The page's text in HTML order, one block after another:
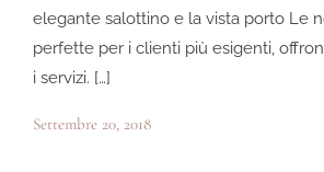
elegante salottino e la vista porto Le
perfette per i clienti più esigenti,
i servizi. […]
Settembre 20, 2018